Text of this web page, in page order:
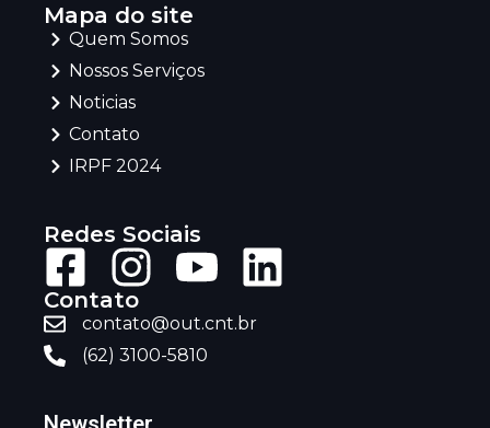
Mapa do site
Quem Somos
Nossos Serviços
Noticias
Contato
IRPF 2024
Redes Sociais
Contato
contato@out.cnt.br
(62) 3100-5810